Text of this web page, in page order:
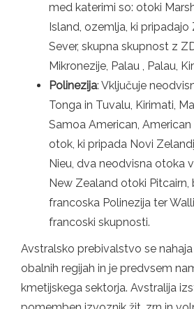
med katerimi so: otoki
Island, ozemlja, ki pripadajo
Sever, skupna skupnost z
Mikronezije, Palau , Palau,
Polinezija: Vključuje
Tonga in Tuvalu, Kirimati,
Samoa American, American
otok, ki pripada Novi
Nieu, dva neodvisna otoka
New Zealand otoki Pitcairn,
francoska Polinezija ter
francoski skupnosti.
Avstralsko prebivalstvo se
obalnih regijah in je predvsem
kmetijskega sektorja. Avstralija